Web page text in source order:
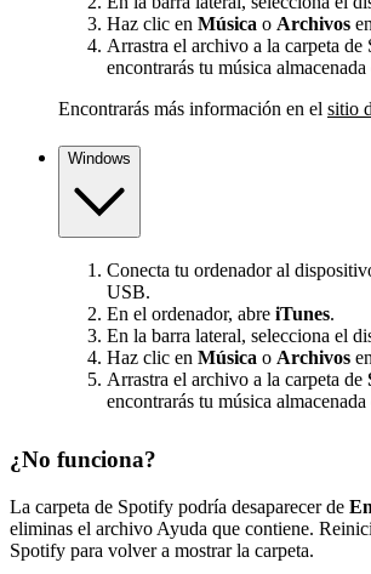
Haz clic en Música o Archivos
Arrastra el archivo a la carpeta de
encontrarás tu música almacenada
Encontrarás más información en el sitio
Windows
Conecta tu ordenador al
USB.
En el ordenador, abre iTunes.
En la barra lateral, selecciona el
Haz clic en Música o Archivos
Arrastra el archivo a la carpeta de
encontrarás tu música almacenada
¿No funciona?
La carpeta de Spotify podría desaparecer de
eliminas el archivo Ayuda que contiene.
Spotify para volver a mostrar la carpeta.